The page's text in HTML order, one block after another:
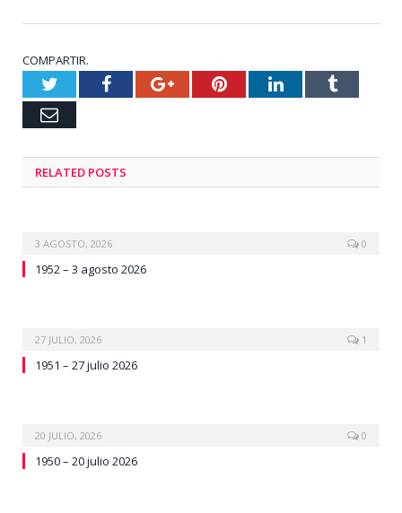
COMPARTIR.
TwitterFacebookGoogle+PinterestLinkedInTumblr
Email
RELATED POSTS
3 AGOSTO, 2026 0
1952 – 3 agosto 2026
27 JULIO, 2026 1
1951 – 27 julio 2026
20 JULIO, 2026 0
1950 – 20 julio 2026